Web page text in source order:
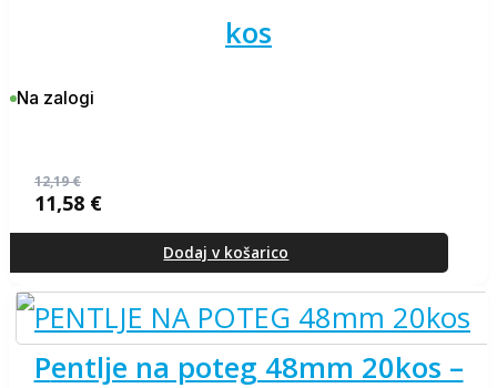
kos
Na zalogi
12,19€
cena
12,19 €.
11,58 €
cena
Dodaj v košarico
pentlje na poteg 48mm 20kos –